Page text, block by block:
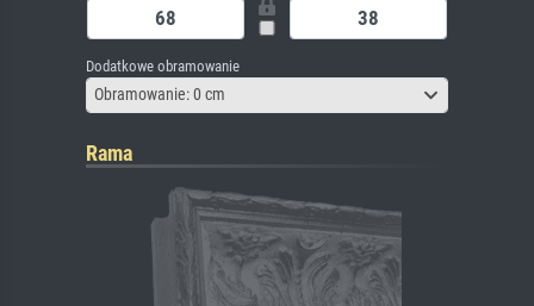
Dodatkowe obramowanie
Obramowanie: 0 cm
Rama